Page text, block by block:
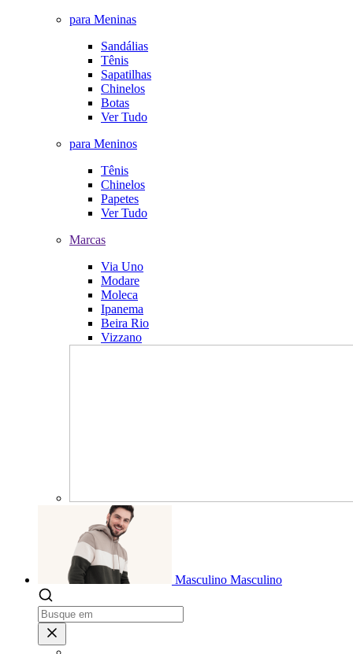
para Meninas
Sandálias
Tênis
Sapatilhas
Chinelos
Botas
Ver Tudo
para Meninos
Tênis
Chinelos
Papetes
Ver Tudo
Marcas
Via Uno
Modare
Moleca
Ipanema
Beira Rio
Vizzano
Masculino Masculino